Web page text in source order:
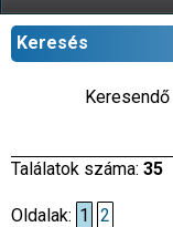
Keresés
Találatok száma: 35
Oldalak: 1
2